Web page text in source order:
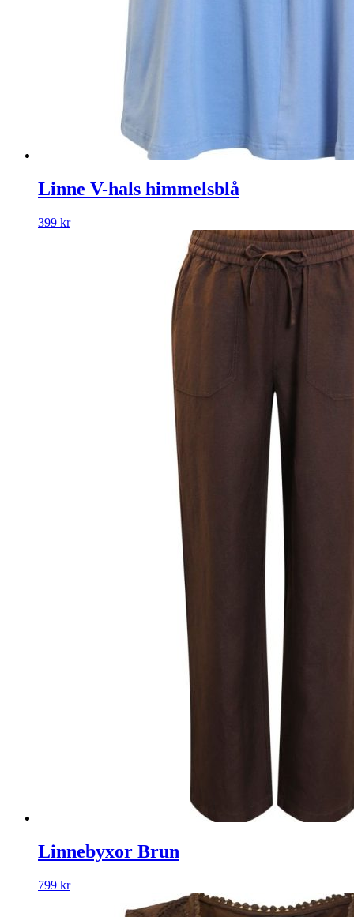
Linne V-hals himmelsblå
399 kr
Linnebyxor Brun
799 kr